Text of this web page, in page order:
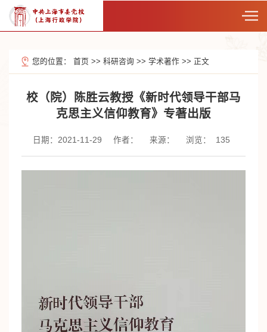
您的位置： 首页 >> 科研咨询 >> 学术著作>> 正文
校（院）陈胜云教授《新时代领导干部马
克思主义信仰教育》专著出版
日期：2021-11-29 作者： 来源： 浏览： 135